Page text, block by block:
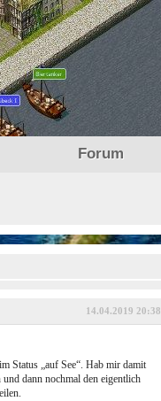
Forum
14.04.2019 20:38
Status „auf See“. Hab mir damit
dann nochmal den eigentlich